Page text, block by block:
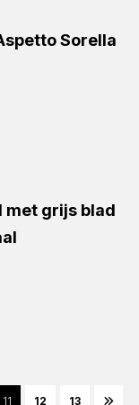
11 12 13